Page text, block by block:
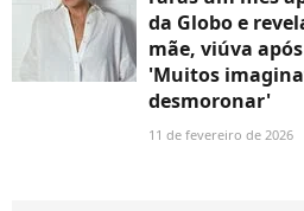
da Globo e
mãe, viúva
'Muitos
desmoronar'
11 de fevereiro de 2026